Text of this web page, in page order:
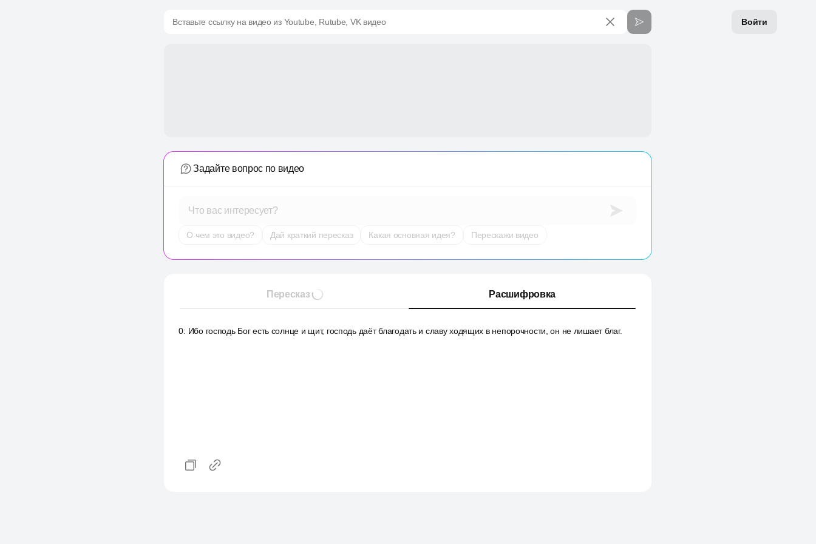
Войти
Вставьте ссылку на видео из Youtube, Rutube, VK видео
Задайте вопрос по видео
Что вас интересует?
О чем это видео? Дай краткий пересказ Какая основная идея? Перескажи видео
Пересказ Расшифровка
0: Ибо господь Бог есть солнце и щит, господь даёт благодать и славу ходящих в непорочности, он не лишает благ.